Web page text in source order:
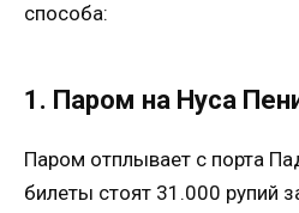
способа:
1. Паром на Нуса
Паром отплывает с порта
билеты стоят 31.000 рупий